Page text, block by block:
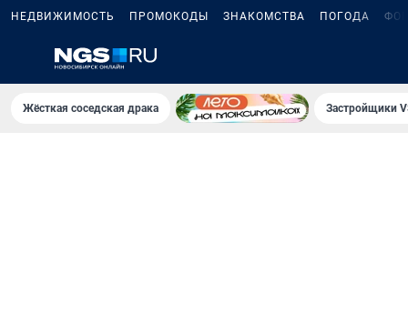
НЕДВИЖИМОСТЬ ПРОМОКОДЫ ЗНАКОМСТВА ПОГОДА
Жёсткая соседская драка Застройщики